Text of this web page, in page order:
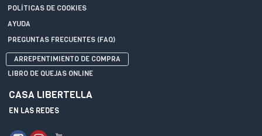
POLÍTICAS DE COOKIES
AYUDA
PREGUNTAS FRECUENTES (FAQ)
ARREPENTIMIENTO DE COMPRA
LIBRO DE QUEJAS ONLINE
CASA LIBERTELLA
EN LAS REDES